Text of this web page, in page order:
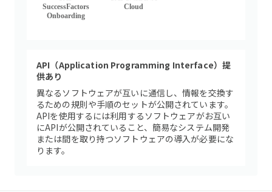
SuccessFactors
Onboarding
Cloud
API（Application Programming Interface）提
供あり
異なるソフトウェアが互いに通信し、情報を交換す
るための規則や手順のセットが公開されています。
APIを使用するには利用するソフトウェアがお互い
にAPIが公開されていること、簡易なシステム開発
または間を取り持つソフトウェアの導入が必要にな
ります。